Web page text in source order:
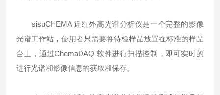
sisuCHEMA 近红外高光谱分析仪是一个完整的影像
光谱工作站，使用者只需要将待检样品放置在标准的样品
台上，通过ChemaDAQ 软件进行扫描控制，即可实时的
进行光谱和影像信息的获取和保存。